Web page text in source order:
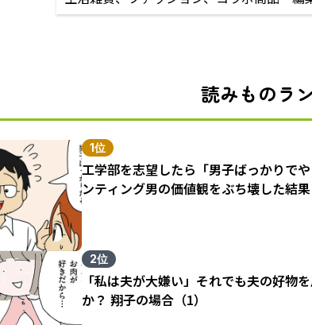
読みものラ
1位
工学部を志望したら「男子ばっかりで
ンティング男の価値観をぶち壊した結果
2位
「私は夫が大嫌い」それでも夫の好物
か？ 翔子の場合（1）